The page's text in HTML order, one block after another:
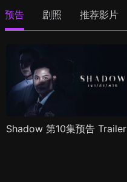
预告 剧照 推荐影片
Shadow 第10集预告 Trailer